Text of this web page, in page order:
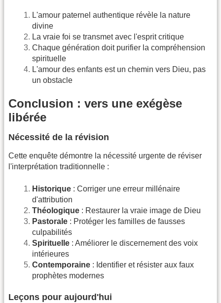
L'amour paternel authentique révèle la nature
divine
La vraie foi se transmet avec l'esprit critique
Chaque génération doit purifier la compréhension
spirituelle
L'amour des enfants est un chemin vers Dieu, pas
un obstacle
Conclusion : vers une exégèse
libérée
Nécessité de la révision
Cette enquête démontre la nécessité urgente de réviser
l'interprétation traditionnelle :
Historique : Corriger une erreur millénaire
d'attribution
Théologique : Restaurer la vraie image de Dieu
Pastorale : Protéger les familles de fausses
culpabilités
Spirituelle : Améliorer le discernement des voix
intérieures
Contemporaine : Identifier et résister aux faux
prophètes modernes
Leçons pour aujourd'hui